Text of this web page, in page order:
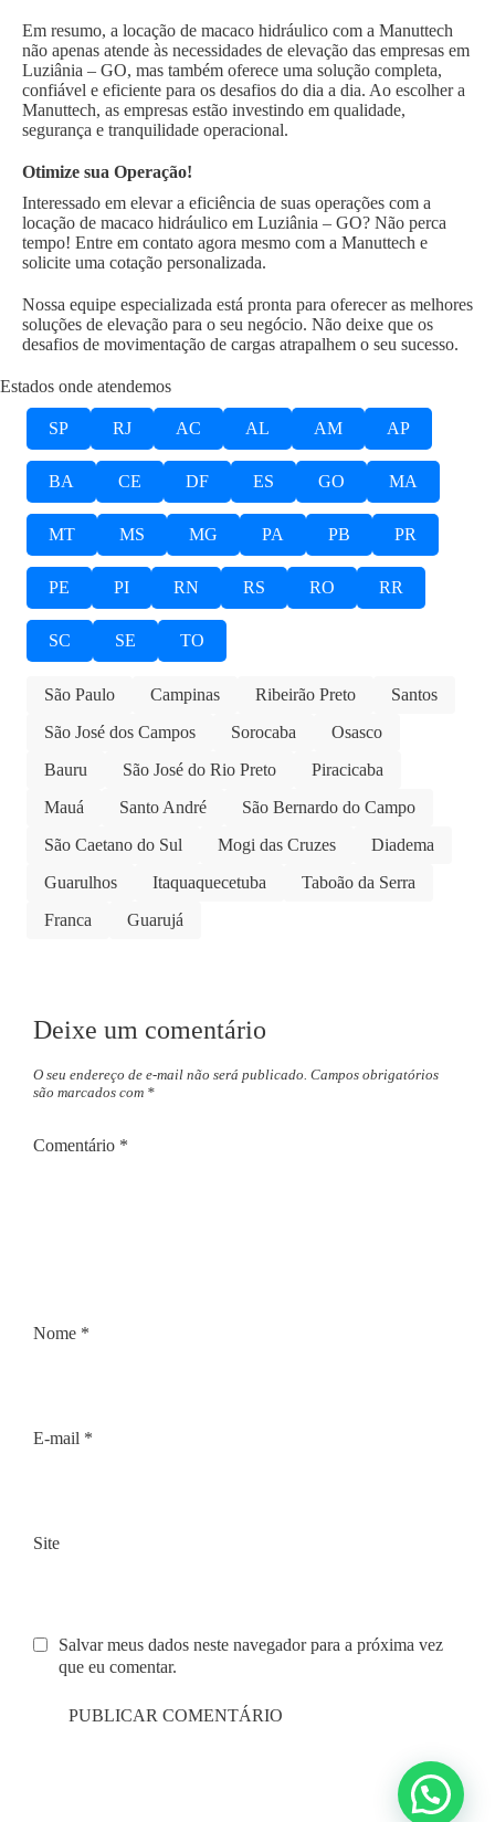
Em resumo, a locação de macaco hidráulico com a Manuttech
não apenas atende às necessidades de elevação das empresas em
Luziânia – GO, mas também oferece uma solução completa,
confiável e eficiente para os desafios do dia a dia. Ao escolher a
Manuttech, as empresas estão investindo em qualidade,
segurança e tranquilidade operacional.
Otimize sua Operação!
Interessado em elevar a eficiência de suas operações com a
locação de macaco hidráulico em Luziânia – GO? Não perca
tempo! Entre em contato agora mesmo com a Manuttech e
solicite uma cotação personalizada.
Nossa equipe especializada está pronta para oferecer as melhores
soluções de elevação para o seu negócio. Não deixe que os
desafios de movimentação de cargas atrapalhem o seu sucesso.
Estados onde atendemos
SP RJ AC AL AM AP
BA CE DF ES GO MA
MT MS MG PA PB PR
PE PI RN RS RO RR
SC SE TO
São Paulo Campinas Ribeirão Preto
Santos
São José dos Campos
Sorocaba
Osasco
Bauru
São José do Rio Preto
Piracicaba
Mauá
Santo André
São Bernardo do Campo
São Caetano do Sul
Mogi das Cruzes
Diadema
Guarulhos
Itaquaquecetuba
Taboão da Serra
Franca
Guarujá
Deixe um comentário
O seu endereço de e-mail não será publicado. Campos obrigatórios
são marcados com *
Comentário *
Nome *
E-mail *
Site
Salvar meus dados neste navegador para a próxima vez
que eu comentar.